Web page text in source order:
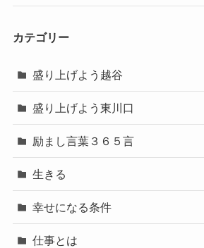
カテゴリー
盛り上げよう越谷
盛り上げよう東川口
励まし言葉３６５言
生きる
幸せになる条件
仕事とは